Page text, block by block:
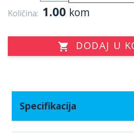
Količina: 1.00 kom
DODAJ U
Specifikacija